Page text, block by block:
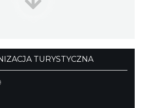
TURYSTYCZNA